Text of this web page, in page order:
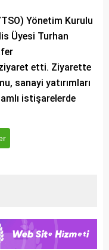
Yönetim Kurulu
Üyesi Turhan
etti. Ziyarette
sanayi yatırımları
istişarelerde